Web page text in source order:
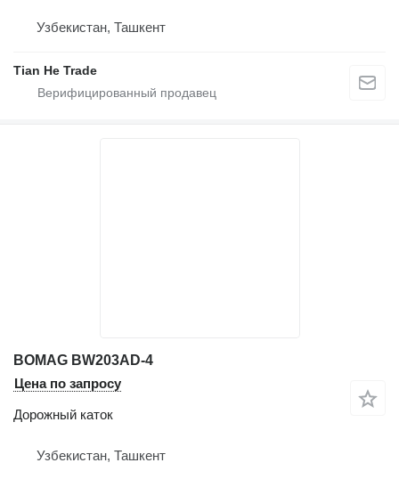
Узбекистан, Ташкент
Tian He Trade
BOMAG BW203AD-4
Цена по запросу
Дорожный каток
Узбекистан, Ташкент